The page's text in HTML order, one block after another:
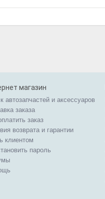
магазин
автозапчастей и аксессуаров
заказа
заказ
возврата и гарантии
клиентом
пароль